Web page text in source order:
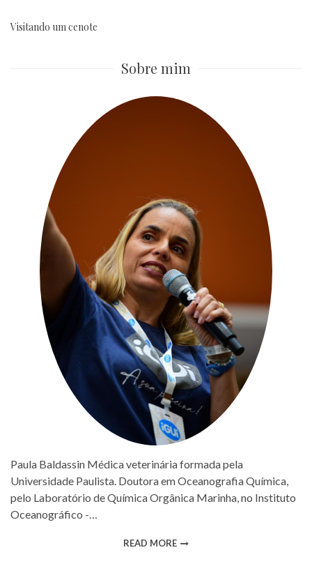
Visitando um cenote
Sobre mim
Paula Baldassin Médica veterinária formada pela
Universidade Paulista. Doutora em Oceanografia Química,
pelo Laboratório de Química Orgânica Marinha, no Instituto
Oceanográfico -…
READ MORE